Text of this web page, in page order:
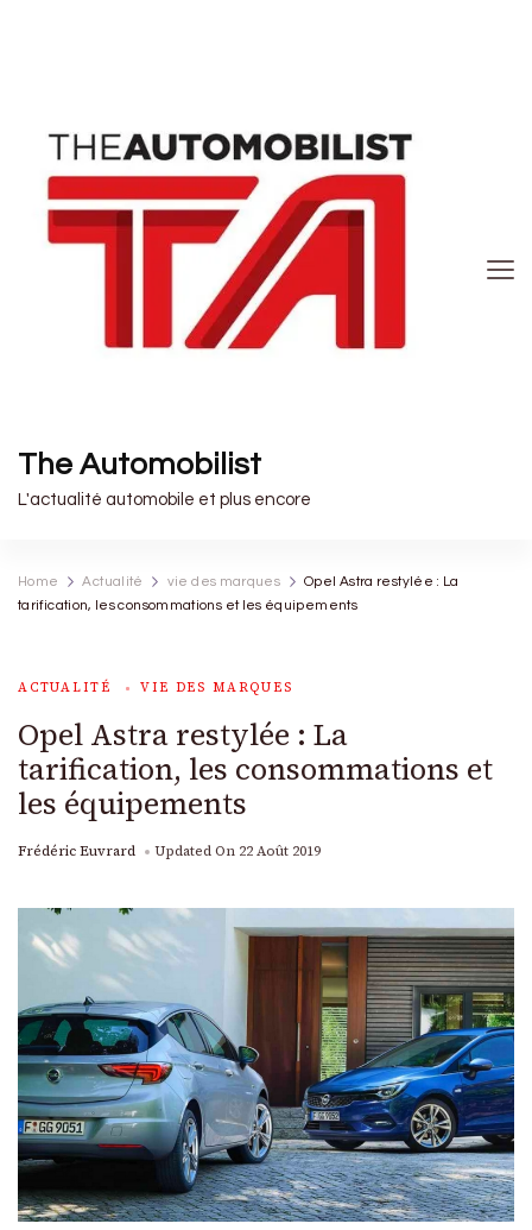
The Automobilist
L'actualité automobile et plus encore
Home Actualité vie des marques
Opel Astra restylée : La
tarification, les consommations et les équipements
ACTUALITÉ VIE DES MARQUES
Opel Astra restylée : La
tarification, les consommations et
les équipements
Frédéric Euvrard Updated On 22 Août 2019